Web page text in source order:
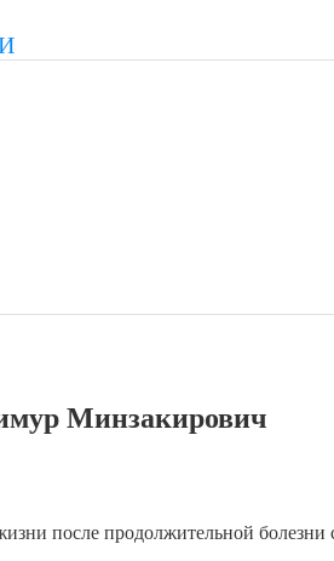
Минзакирович
после продолжительной